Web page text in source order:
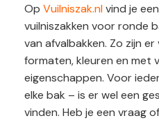
Op Vuilniszak.nlvind je
vuilniszakken voor ronde
van afvalbakken. Zo zijn
formaten, kleuren en met
eigenschappen. Voor
elke bak – is er wel een
vinden. Heb je een vraag